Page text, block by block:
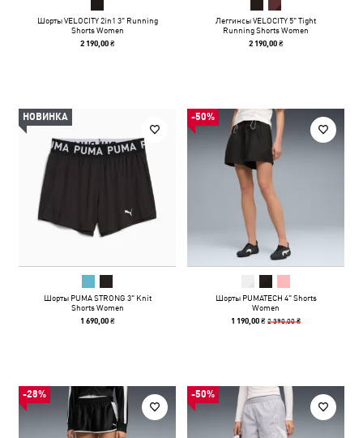
Шорты VELOCITY 2in1 3" Running
Shorts Women
2 190,00 ₴
Леггинсы VELOCITY 5" Tight
Running Shorts Women
2 190,00 ₴
НОВИНКА
Шорты PUMA STRONG 3" Knit
Shorts Women
1 690,00 ₴
-50%
Шорты PUMATECH 4" Shorts
Women
1 190,00 ₴2 390,00 ₴
-28% -50%